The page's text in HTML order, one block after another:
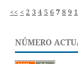
<< < 2 3 4 5 6 7 8 9
NÚMERO